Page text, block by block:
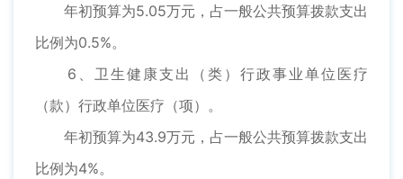
年初预算为5.05万元，占一般公共预算拨款支出
比例为0.5%。
6、卫生健康支出（类）行政事业单位医疗
（款）行政单位医疗（项）。
年初预算为43.9万元，占一般公共预算拨款支出
比例为4%。